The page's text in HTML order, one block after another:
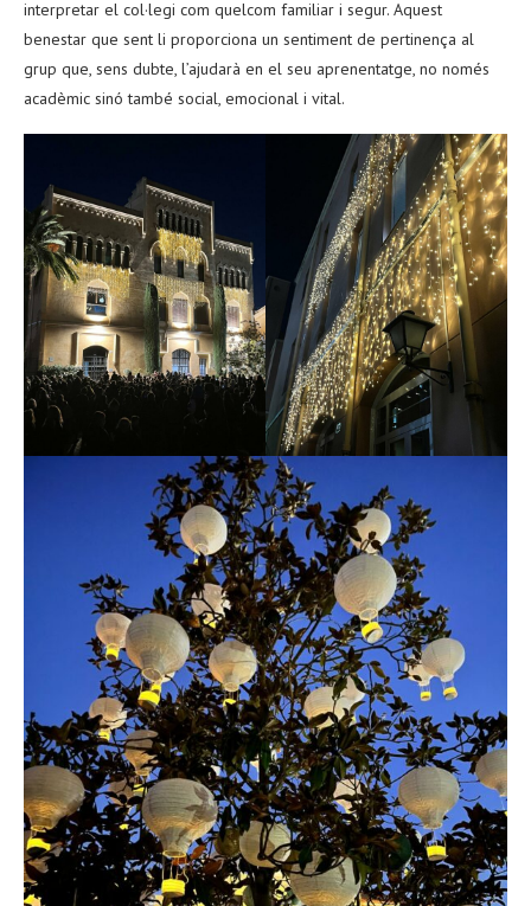
interpretar el col·legi com quelcom familiar i segur. Aquest
benestar que sent li proporciona un sentiment de pertinença al
grup que, sens dubte, l’ajudarà en el seu aprenentatge, no només
acadèmic sinó també social, emocional i vital.